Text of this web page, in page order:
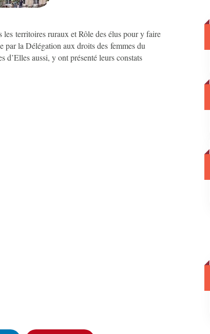
les territoires ruraux et Rôle des élus pour y faire
par la Délégation aux droits des femmes du
aussi, y ont présenté leurs constats